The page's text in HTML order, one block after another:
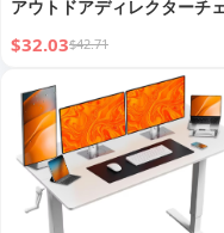
アウトドアディレクターチ
$32.03$42.71